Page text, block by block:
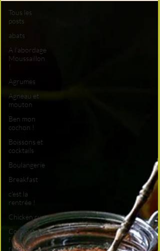
Tous les
posts
abats
A l'abordage
Moussaillon
!
Agrumes
Agneau et
mouton
Ben mon
cochon !
Boissons et
cocktails
Boulangerie
Breakfast
c'est la
rentrée !
Chicken run
Comfort
food, les
recettes